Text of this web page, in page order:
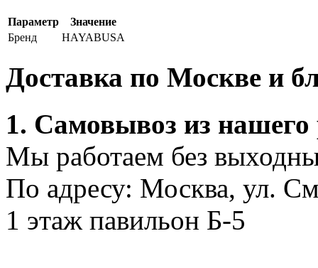
Параметр
Значение
Бренд
HAYABUSA
Доставка по Москве и
1. Самовывоз из нашего
Мы работаем без
По адресу: Москва, ул.
1 этаж павильон Б-5